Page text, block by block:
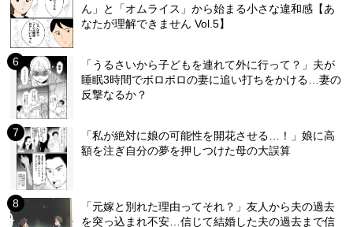
ん」と「オムライス」から始まる小さな違和感【あ
なたが理解できません Vol.5】
「うるさいから子どもを連れて外に行って？」夫が
睡眠3時間でボロボロの妻に追い打ちをかける…妻の
反撃なるか？
「私が絶対に娘の可能性を開花させる…！」娘に高
額を注ぎ自分の夢を押しつけた母の大誤算
「元嫁と別れた理由ってそれ？」友人から夫の過去
を突っ込まれ不安…信じて結婚した夫の過去まで信